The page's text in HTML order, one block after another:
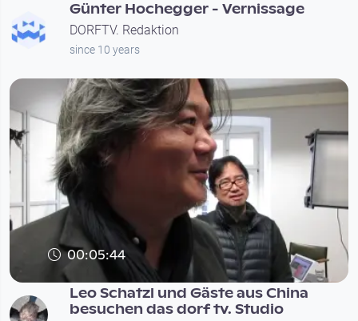
Günter Hochegger - Vernissage
DORFTV. Redaktion
since 10 years
00:05:44
Leo Schatzl und Gäste aus China
besuchen das dorf tv. Studio